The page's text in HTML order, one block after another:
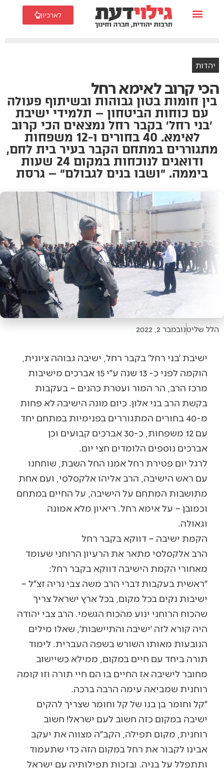
לארכיון
יהדות
הכי קרוב לאימא רחל
בין חומות בטון גבוהות ובשיתוף פעולה
עם כוחות הביטחון – תלמידי ישיבת
׳בני רחל׳ בקבר רחל נמצאים הכי קרוב
לאימא. 40 בחורים ו-12 משפחות
מתגוררים במתחם הקבר בעיר בית לחם,
ודואגים לנוכחות במקום 24 שעות
ביממה. ״ושבו בנים לגבולם״ – גרסת
הלל שליטנובמבר 2, 2022
ישיבת ׳בני רחל׳ בקבר רחל, ישיבה גבוהה ציונית,
הוקמה לפני כ- 13 שנה ע״י 15 אברכים מישיבות
מרכז הרב, הר המור ועטרת כהנים – בעקבות
בקשת הרב בני אלון. כיום מונה הישיבה לא פחות
מ-40 בחורים המתגוררים בפנימיות במתחם יחד
עם 12 משפחות, כ-30 אברכים קבועים וכן
אברכים נוספים הלומדים חצי יום.
לרגל יום פטירת רחל אמנו החל השבת, שוחחנו
עם ראש הישיבה, הרב אליהו אלקסלסי, ועם אחת
מתושבות המתחם על הישיבה, על החיים במתחם
וכמובן – על אימא רחל. ריאיון מלא אמונה
וגאולה.
הקמת ישיבה – דווקא בקבר רחל
הרב אלקסלסי מתאר את הרעיון הרוחני שעומד
מאחורי הקמת הישיבה דווקא בקבר רחל:
״ראשית בעקבות דברי הרב משה צבי נריה זצ״ל –
ישיבות נקים בכל מקום, בכל ארץ ישראל צריך
שהכוח הרוחני ינוע מהכוח הגשמי. הרב צבי יהודה
היה קורא לזה ׳ישיבה והתיישבות׳, שאלו מילים
הנובעות מאותו השורש בשפה העברית. לימוד
תורה ביחד עם חיים במקום, ממילא כשיישוב
מחובר לישיבה אז החיים בו הם חיי תורה וזו קומה
רוחנית שמביאה עימה הרבה ברכה.
״קל וחומר בן בנו של קל וחומר שצריך להקים
ישיבה במקום כזה חשוב לעם ישראל! חשוב
רוחנית, מקום תפילה, הקב״ה מצווה את יעקב
אבינו לקבור את רחל במקום הזה כדי שתעמוד
ותתפלל על בניה. ובזכות תפילותיה עם ישראל